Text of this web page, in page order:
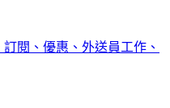
訂閱、優惠、外送員工作、